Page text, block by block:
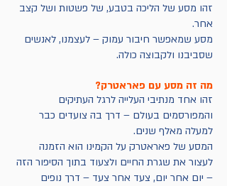
זהו מסע של הליכה בטבע, של פשטות ושל קצב
אחר.
מסע שמאפשר חיבור עמוק – לעצמנו, לאנשים
שסביבנו ולקבוצה כולה.
מה זה מסע עם פאראטרק?
זהו אחד מנתיבי העלייה לרגל העתיקים
והמפורסמים בעולם – דרך בה צועדים כבר
למעלה מאלף שנים.
המסע של פאראטרק על הקמינו הוא הזמנה
לעצור את שגרת החיים ולצעוד בתוך הסיפור הזה
– יום אחר יום, צעד אחר צעד – דרך נופים